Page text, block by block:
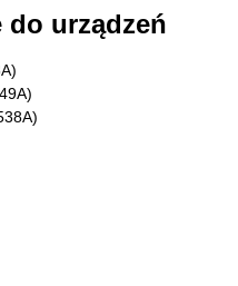
urządzeń